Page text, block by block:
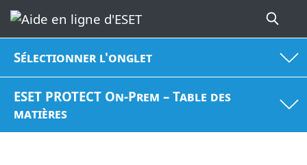
Sélectionner l'onglet
ESET PROTECT On-Prem – Table des
matières